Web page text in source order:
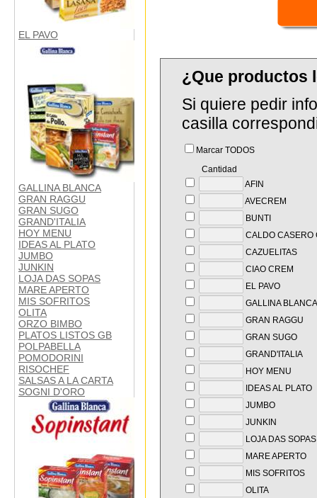
EL PAVO
GALLINA BLANCA
GRAN RAGGU
GRAN SUGO
GRAND'ITALIA
HOY MENU
IDEAS AL PLATO
JUMBO
JUNKIN
LOJA DAS SOPAS
MARE APERTO
MIS SOFRITOS
OLITA
ORZO BIMBO
PLATOS LISTOS GB
POLPABELLA
POMODORINI
RISOCHEF
SALSAS A LA CARTA
SOGNI D'ORO
¿Que productos
Si quiere pedir
casilla
Marcar TODOS
Cantidad
AFIN
AVECREM
BUNTI
CALDO CASERO
CAZUELITAS
CIAO CREM
EL PAVO
GALLINA BLANCA
GRAN RAGGU
GRAN SUGO
GRAND'ITALIA
HOY MENU
IDEAS AL PLATO
JUMBO
JUNKIN
LOJA DAS SOPAS
MARE APERTO
MIS SOFRITOS
OLITA